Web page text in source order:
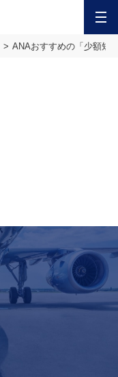
ANAおすすめの「少額短